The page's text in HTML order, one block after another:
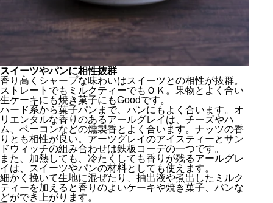
スイーツやパンに相性抜群
香り高くシャープな味わいはスイーツとの相性が抜群。
ストレートでもミルクティーでもＯＫ。果物とよく合い
生ケーキにも焼き菓子にもGoodです。
ハード系から菓子パンまで、パンにもよく合います。オ
リエンタルな香りのあるアールグレイは、チーズやハ
ム、ベーコンなどの燻製香とよく合います。ナッツの香
りとも相性が良い。アーツグレイのアイスティーとサン
ドウィッチの組み合わせは鉄板コーデの一つです。
また、加熱しても、冷たくしても香りが残るアールグレ
イは、スイーツやパンの材料としても使えます。
細かく挽いて生地に混ぜたり、抽出液や煮出したミルク
ティーを加えると香りのよいケーキや焼き菓子、パンな
どができ上がります。